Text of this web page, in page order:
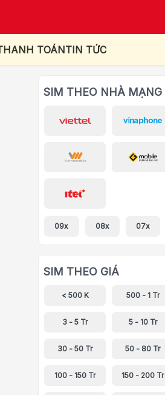
TOÁNTIN TỨC
SIM THEO NHÀ MẠNG
09x 08x 07x
SIM THEO GIÁ
< 500 K 500 - 1 Tr
3 - 5 Tr 5 - 10 Tr
30 - 50 Tr 50 - 80 Tr
100 - 150 Tr 150 - 200 Tr